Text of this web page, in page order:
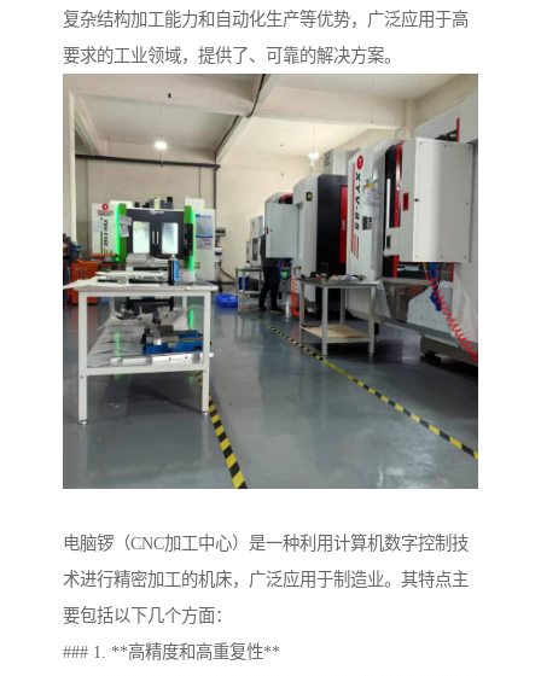
复杂结构加工能力和自动化生产等优势，广泛应用于高
要求的工业领域，提供了、可靠的解决方案。
电脑锣（CNC加工中心）是一种利用计算机数字控制技
术进行精密加工的机床，广泛应用于制造业。其特点主
要包括以下几个方面：
### 1. **高精度和高重复性**